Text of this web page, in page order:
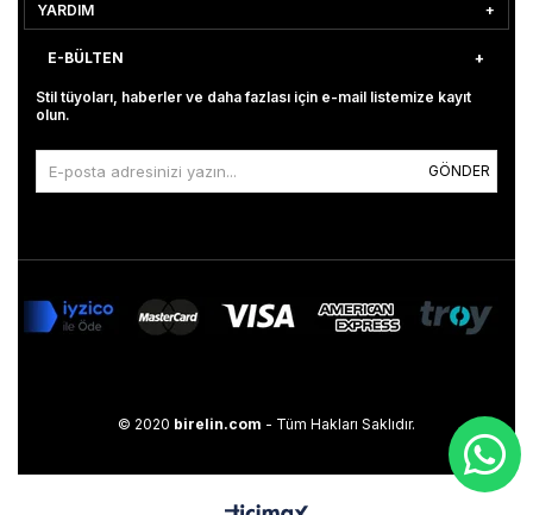
YARDIM
E-BÜLTEN
Stil tüyoları, haberler ve daha fazlası için e-mail listemize kayıt
olun.
GÖNDER
© 2020 birelin.com - Tüm Hakları Saklıdır.